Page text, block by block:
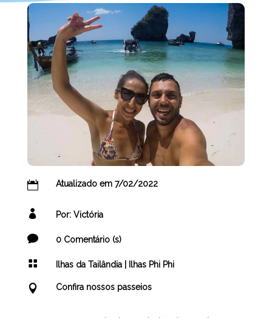
 Atualizado em 7/02/2022
 Por: Victória
 0 Comentário (s)
 Ilhas da Tailândia| Ilhas Phi Phi
 Confira nossos passeios